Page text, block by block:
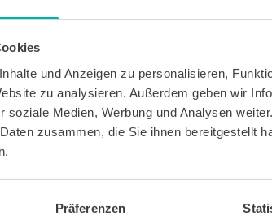
und Anzeigen zu personalisieren,
zu analysieren. Außerdem geben wir
soziale Medien, Werbung und Analysen
zusammen, die Sie ihnen bereitgestellt
Präferenzen